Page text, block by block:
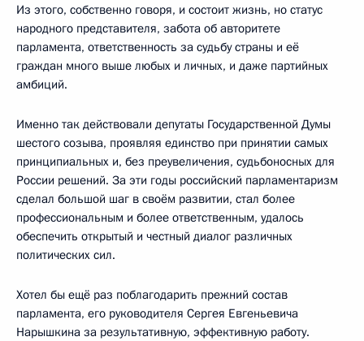
Из этого, собственно говоря, и состоит жизнь, но статус
народного представителя, забота об авторитете
парламента, ответственность за судьбу страны и её
граждан много выше любых и личных, и даже партийных
амбиций.
Именно так действовали депутаты Государственной Думы
шестого созыва, проявляя единство при принятии самых
принципиальных и, без преувеличения, судьбоносных для
России решений. За эти годы российский парламентаризм
сделал большой шаг в своём развитии, стал более
профессиональным и более ответственным, удалось
обеспечить открытый и честный диалог различных
политических сил.
Хотел бы ещё раз поблагодарить прежний состав
парламента, его руководителя Сергея Евгеньевича
Нарышкина за результативную, эффективную работу.